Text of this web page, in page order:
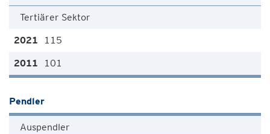
Tertiärer Sektor
115
101
Pendler
Auspendler